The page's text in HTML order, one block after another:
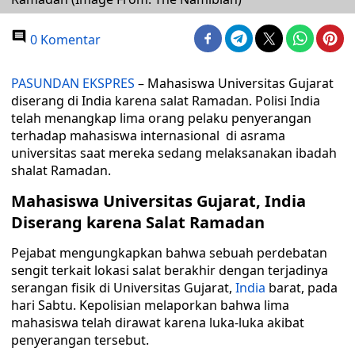
0 Komentar
PASUNDAN EKSPRES – Mahasiswa Universitas Gujarat
diserang di India karena salat Ramadan. Polisi India
telah menangkap lima orang pelaku penyerangan
terhadap mahasiswa internasional di asrama
universitas saat mereka sedang melaksanakan ibadah
shalat Ramadan.
Mahasiswa Universitas Gujarat, India
Diserang karena Salat Ramadan
Pejabat mengungkapkan bahwa sebuah perdebatan
sengit terkait lokasi salat berakhir dengan terjadinya
serangan fisik di Universitas Gujarat, India barat, pada
hari Sabtu. Kepolisian melaporkan bahwa lima
mahasiswa telah dirawat karena luka-luka akibat
penyerangan tersebut.